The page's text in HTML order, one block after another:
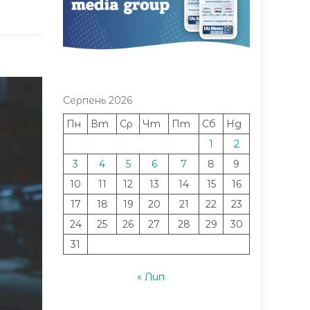
Серпень 2026
Пн
Вт Ср Чт Пт Сб
Нд
1
2
3
4 5 6 7 8
9
10
11 12 13 14 15
16
17
18 19 20 21 22
23
24
25 26 27 28 29
30
31
« Лип